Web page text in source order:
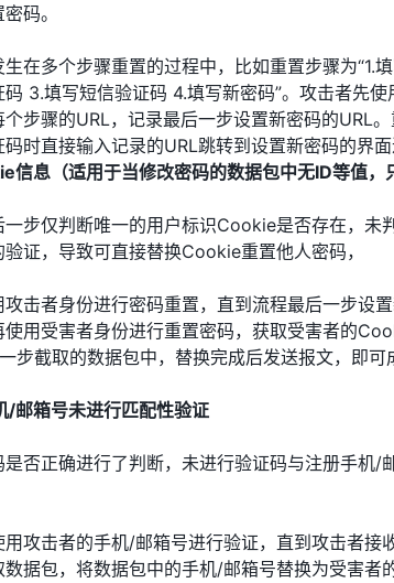
码。
在多个步骤重置的过程中，比如重置步骤为“1.
3.填写短信验证码 4.填写新密码”。攻击者先
步骤的URL，记录最后一步设置新密码的URL
时直接输入记录的URL跳转到设置新密码的界面
信息（适用于当修改密码的数据包中无ID等值，
一步仅判断唯一的用户标识Cookie是否存在，未
证，导致可直接替换Cookie重置他人密码，
击者身份进行密码重置，直到流程最后一步设
用受害者身份进行重置密码，获取受害者的
步截取的数据包中，替换完成后发送报文，即可
/邮箱号未进行匹配性验证
是否正确进行了判断，未进行验证码与注册手机/
用攻击者的手机/邮箱号进行验证，直到攻击者接
数据包，将数据包中的手机/邮箱号替换为受害者